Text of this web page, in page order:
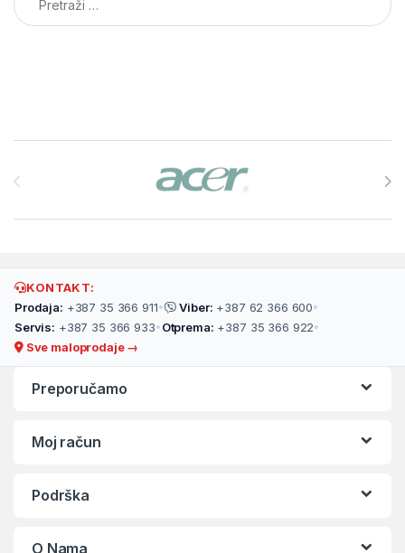
KONTAKT:
Prodaja: +387 35 366 911• Viber: +387 62 366 600•
Servis: +387 35 366 933• Otprema: +387 35 366 922•
Sve maloprodaje →
Preporučamo
Moj račun
Podrška
O Nama